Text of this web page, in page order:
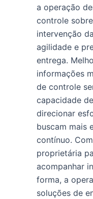
a operação
controle
intervenção
agilidade e
entrega.
informações
de controle
capacidade
direcionar
buscam mais
contínuo.
proprietária
acompanhar
forma, a
soluções de